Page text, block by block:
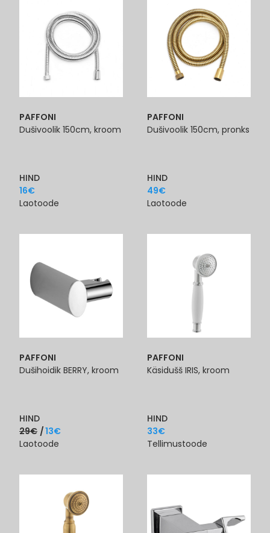
PAFFONI
Dušivoolik 150cm, kroom
HIND
16€
Laotoode
PAFFONI
Dušivoolik 150cm, pronks
HIND
49€
Laotoode
PAFFONI
Dušihoidik BERRY, kroom
HIND
29€ 13€
Laotoode
PAFFONI
Käsidušš IRIS, kroom
HIND
33€
Tellimustoode